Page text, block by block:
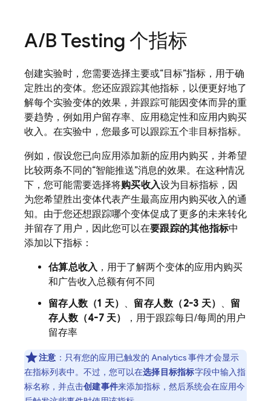
A/B Testing 个指标
创建实验时，您需要选择主要或“目标”指标，用于确
定胜出的变体。 您还应跟踪其他指标，以便更好地了
解每个实验变体的效果，并跟踪可能因变体而异的重
要趋势，例如用户留存率、应用稳定性和应用内购买
收入。在实验中，您最多可以跟踪五个非目标指标。
例如，假设您已向应用添加新的应用内购买，并希望
比较两条不同的“智能推送”消息的效果。在这种情况
下，您可能需要选择将购买收入设为目标指标，因
为您希望胜出变体代表产生最高应用内购买收入的通
知。由于您还想跟踪哪个变体促成了更多的未来转化
并留存了用户，因此您可以在要跟踪的其他指标中
添加以下指标：
估算总收入，用于了解两个变体的应用内购买
和广告收入总额有何不同
留存人数（1 天） 、 留存人数（2-3 天） 、 留
存人数（4-7 天）
，用于跟踪每日/每周的用户
留存率
注意 ：只有您的应用已触发的 Analytics 事件才会显示
在指标列表中。不过，您可以在选择目标指标字段中输入指
标名称，并点击创建事件来添加指标，然后系统会在应用今